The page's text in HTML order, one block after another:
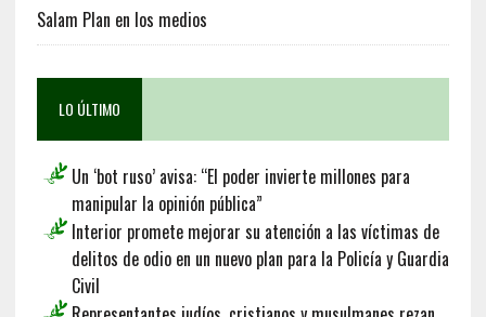
Salam Plan en los medios
LO ÚLTIMO
Un ‘bot ruso’ avisa: “El poder invierte millones para
manipular la opinión pública”
Interior promete mejorar su atención a las víctimas de
delitos de odio en un nuevo plan para la Policía y Guardia
Civil